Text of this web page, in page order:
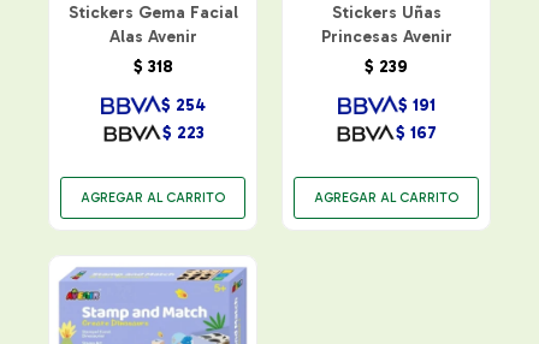
Stickers Gema Facial
Alas Avenir
$ 318
$ 223
$ 254
Stickers Uñas
Princesas Avenir
$ 239
$ 167
$ 191